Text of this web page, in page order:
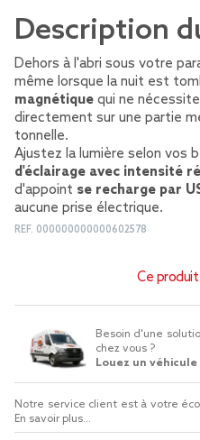
Description
Dehors à l'abri sous votre
même lorsque la nuit est
magnétique qui ne
directement sur une partie
tonnelle.
Ajustez la lumière selon vos
d'éclairage avec intensité
d'appoint se recharge par
aucune prise électrique.
REF. 000000000000602578
Ce
Besoin d'une
chez vous ?
Louez un
Notre service client est à votre
En savoir plus...